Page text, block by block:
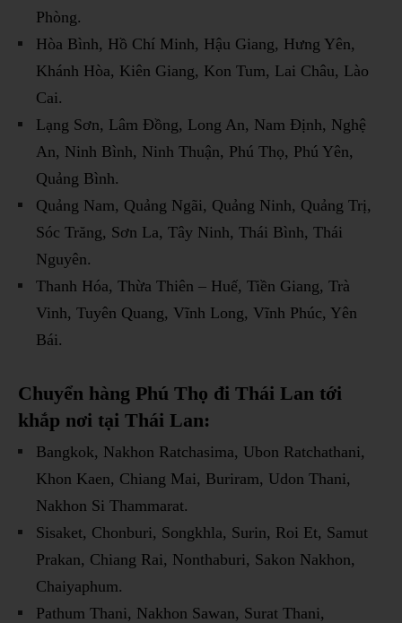
Phòng.
Hòa Bình, Hồ Chí Minh, Hậu Giang, Hưng Yên,
Khánh Hòa, Kiên Giang, Kon Tum, Lai Châu, Lào
Cai.
Lạng Sơn, Lâm Đồng, Long An, Nam Định, Nghệ
An, Ninh Bình, Ninh Thuận, Phú Thọ, Phú Yên,
Quảng Bình.
Quảng Nam, Quảng Ngãi, Quảng Ninh, Quảng Trị,
Sóc Trăng, Sơn La, Tây Ninh, Thái Bình, Thái
Nguyên.
Thanh Hóa, Thừa Thiên – Huế, Tiền Giang, Trà
Vinh, Tuyên Quang, Vĩnh Long, Vĩnh Phúc, Yên
Bái.
Chuyển hàng Phú Thọ đi Thái Lan tới
khắp nơi tại Thái Lan:
Bangkok, Nakhon Ratchasima, Ubon Ratchathani,
Khon Kaen, Chiang Mai, Buriram, Udon Thani,
Nakhon Si Thammarat.
Sisaket, Chonburi, Songkhla, Surin, Roi Et, Samut
Prakan, Chiang Rai, Nonthaburi, Sakon Nakhon,
Chaiyaphum.
Pathum Thani, Nakhon Sawan, Surat Thani,